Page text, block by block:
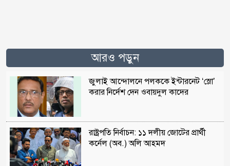
আরও পড়ুন
জুলাই আন্দোলনে পলককে ইন্টারনেট ‘স্লো’
করার নির্দেশ দেন ওবায়দুল কাদের
রাষ্ট্রপতি নির্বাচন: ১১ দলীয় জোটের প্রার্থী
কর্নেল (অব.) অলি আহমদ